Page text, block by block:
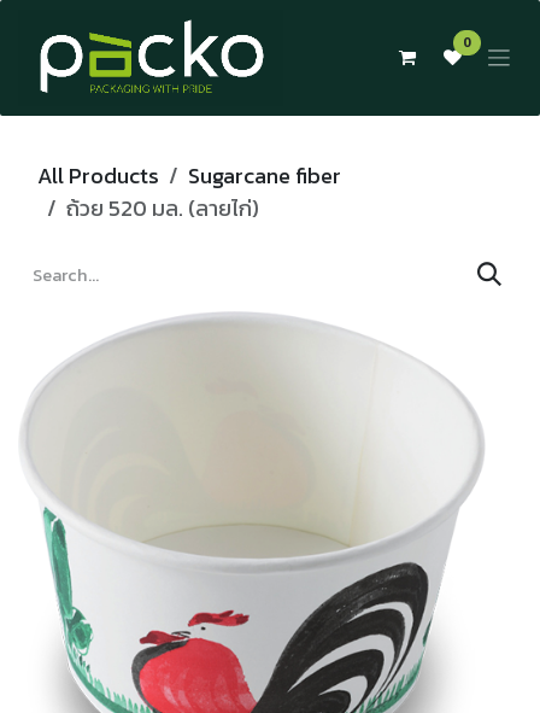
Skip to Content
0
All Products
Sugarcane fiber
ถ้วย 520 มล. (ลายไก่)